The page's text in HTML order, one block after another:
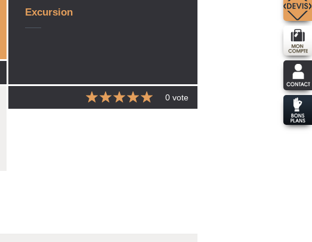
Excursion
0 vote